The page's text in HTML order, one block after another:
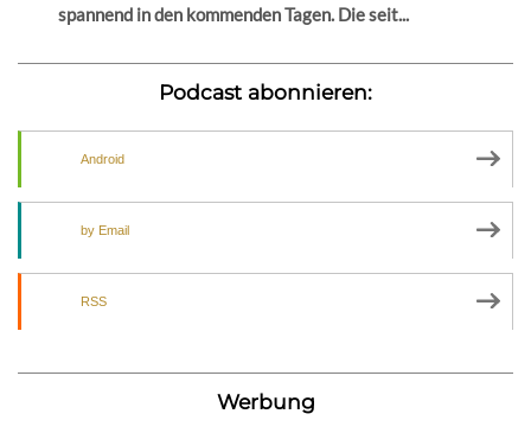
spannend in den kommenden Tagen. Die seit...
Podcast abonnieren:
Android
by Email
RSS
Werbung